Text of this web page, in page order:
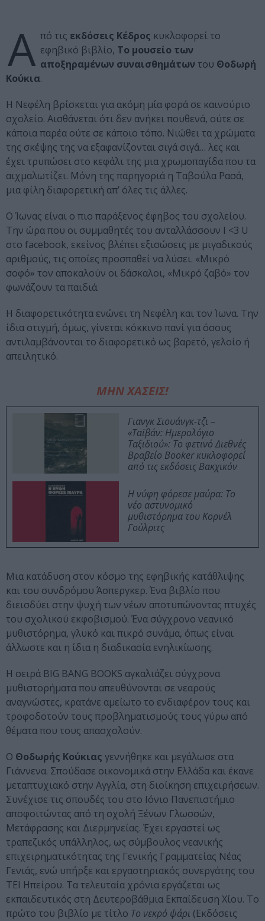
Α πό τις εκδόσεις Κέδρος κυκλοφορεί το
εφηβικό βιβλίο, Το μουσείο των
αποξηραμένων συναισθημάτων του Θοδωρή
Κούκια.
Η Νεφέλη βρίσκεται για ακόμη μία φορά σε καινούριο
σχολείο. Αισθάνεται ότι δεν ανήκει πουθενά, ούτε σε
κάποια παρέα ούτε σε κάποιο τόπο. Νιώθει τα χρώματα
της σκέψης της να εξαφανίζονται σιγά σιγά… λες και
έχει τρυπώσει στο κεφάλι της μια χρωμοπαγίδα που τα
αιχμαλωτίζει. Μόνη της παρηγοριά η Ταβούλα Ρασά,
μια φίλη διαφορετική απ’ όλες τις άλλες.
Ο Ίωνας είναι ο πιο παράξενος έφηβος του σχολείου.
Την ώρα που οι συμμαθητές του ανταλλάσσουν I <3 U
στο facebook, εκείνος βλέπει εξισώσεις με μιγαδικούς
αριθμούς, τις οποίες προσπαθεί να λύσει. «Μικρό
σοφό» τον αποκαλούν οι δάσκαλοι, «Μικρό ζαβό» τον
φωνάζουν τα παιδιά.
Η διαφορετικότητα ενώνει τη Νεφέλη και τον Ίωνα. Την
ίδια στιγμή, όμως, γίνεται κόκκινο πανί για όσους
αντιλαμβάνονται το διαφορετικό ως βαρετό, γελοίο ή
απειλητικό.
ΜΗΝ ΧΑΣΕΙΣ!
Γιανγκ Σιουάνγκ-τζι –
«Ταϊβάν: Ημερολόγιο
Ταξιδιού»: Το φετινό Διεθνές
Βραβείο Booker κυκλοφορεί
από τις εκδόσεις Βακχικόν
Η νύφη φόρεσε μαύρα: Το
νέο αστυνομικό
μυθιστόρημα του Κορνέλ
Γούλριτς
Μια κατάδυση στον κόσμο της εφηβικής κατάθλιψης
και του συνδρόμου Άσπεργκερ. Ένα βιβλίο που
διεισδύει στην ψυχή των νέων αποτυπώνοντας πτυχές
του σχολικού εκφοβισμού. Ένα σύγχρονο νεανικό
μυθιστόρημα, γλυκό και πικρό συνάμα, όπως είναι
άλλωστε και η ίδια η διαδικασία ενηλικίωσης.
Η σειρά BIG BANG BOOKS αγκαλιάζει σύγχρονα
μυθιστορήματα που απευθύνονται σε νεαρούς
αναγνώστες, κρατάνε αμείωτο το ενδιαφέρον τους και
τροφοδοτούν τους προβληματισμούς τους γύρω από
θέματα που τους απασχολούν.
Ο Θοδωρής Κούκιας γεννήθηκε και μεγάλωσε στα
Γιάννενα. Σπούδασε οικονομικά στην Ελλάδα και έκανε
μεταπτυχιακό στην Αγγλία, στη διοίκηση επιχειρήσεων.
Συνέχισε τις σπουδές του στο Ιόνιο Πανεπιστήμιο
αποφοιτώντας από τη σχολή Ξένων Γλωσσών,
Μετάφρασης και Διερμηνείας. Έχει εργαστεί ως
τραπεζικός υπάλληλος, ως σύμβουλος νεανικής
επιχειρηματικότητας της Γενικής Γραμματείας Νέας
Γενιάς, ενώ υπήρξε και εργαστηριακός συνεργάτης του
ΤΕΙ Ηπείρου. Τα τελευταία χρόνια εργάζεται ως
εκπαιδευτικός στη Δευτεροβάθμια Εκπαίδευση Χίου. Το
πρώτο του βιβλίο με τίτλο Το νεκρό ψάρι (Εκδόσεις